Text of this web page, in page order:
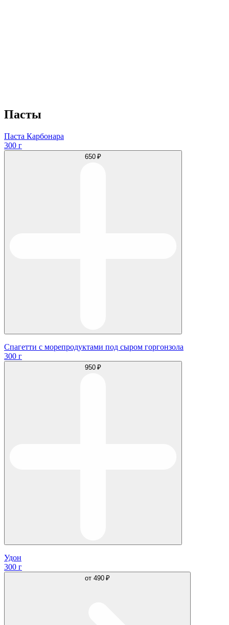
Пасты
Паста Карбонара
300 г
650 ₽
Спагетти с морепродуктами под сыром горгонзола
300 г
950 ₽
Удон
300 г
от 490 ₽